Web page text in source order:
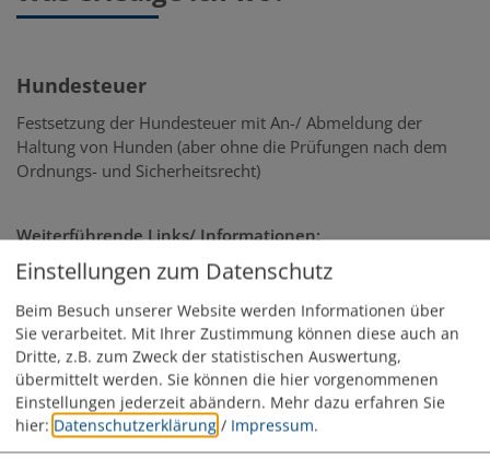
Hundesteuer
Festsetzung der Hundesteuer mit An-/ Abmeldung der
Haltung von Hunden (aber ohne die Prüfungen nach dem
Ordnungs- und Sicherheitsrecht)
Weiterführende Links/ Informationen:
Häufig gestellte Fragen (FAQ), Vordrucke und weitere
wichtige (rechtliche) Grundlagen zur Aufgabe finden Sie
unter folgender Seite:
=>Hundesteuer
Zuständiger Fachbereich: Steuer-/ Abgabenamt (FB5)
Steuer-/Abgabenamt(FB5) der VG Monheim
Einstellungen zum Datenschutz
Beim Besuch unserer Website werden Informationen über
Sie verarbeitet. Mit Ihrer Zustimmung können diese auch an
Dritte, z.B. zum Zweck der statistischen Auswertung,
übermittelt werden. Sie können die hier vorgenommenen
Einstellungen jederzeit abändern. Mehr dazu erfahren Sie
hier: Datenschutzerklärung / Impressum.